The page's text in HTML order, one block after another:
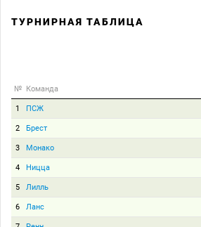
ТУРНИРНАЯ ТАБЛИЦА
№ Команда
1 ПСЖ
2 Брест
3 Монако
4 Ницца
5 Лилль
6 Ланс